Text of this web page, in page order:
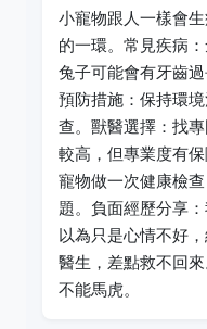
小寵物跟人一樣會
的一環。常見疾病
兔子可能會有牙齒
預防措施：保持環
查。獸醫選擇：找
較高，但專業度有
寵物做一次健康檢
題。負面經歷分享
以為只是心情不好
醫生，差點救不回
不能馬虎。